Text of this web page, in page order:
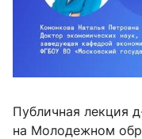
Публичная лекция
на Молодежном